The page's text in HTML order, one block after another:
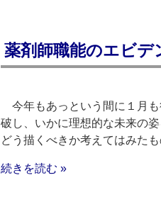
薬剤師職能のエビデ
今年もあっという間に１月
破し、いかに理想的な未来の
どう描くべきか考えてはみた
続きを読む »